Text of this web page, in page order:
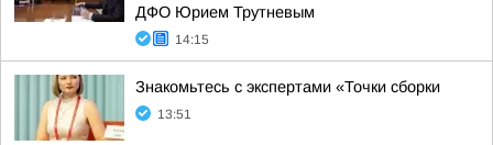
ДФО Юрием Трутневым
14:15
Знакомьтесь с экспертами «Точки сборки
13:51